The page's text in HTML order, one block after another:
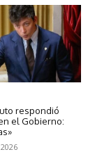
respondió
el Gobierno: